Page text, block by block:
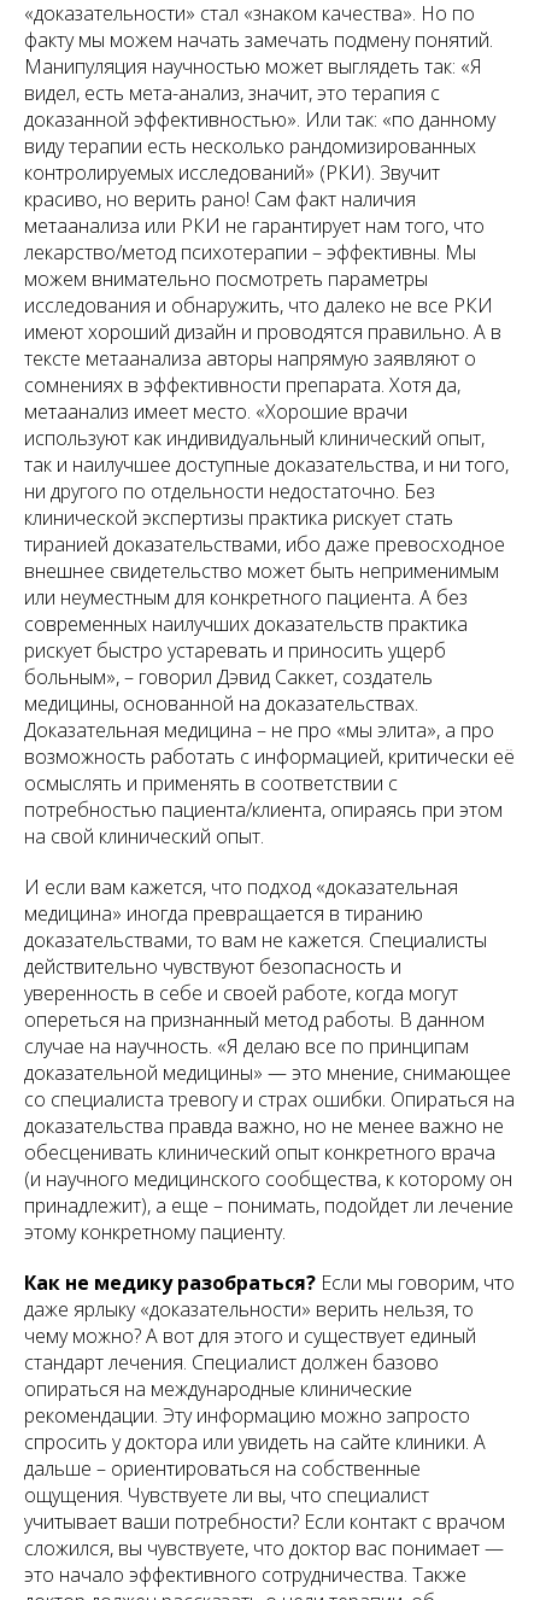
«доказательности» стал «знаком качества». Но по
факту мы можем начать замечать подмену понятий.
Манипуляция научностью может выглядеть так: «Я
видел, есть мета-анализ, значит, это терапия с
доказанной эффективностью». Или так: «по данному
виду терапии есть несколько рандомизированных
контролируемых исследований» (РКИ). Звучит
красиво, но верить рано! Сам факт наличия
метаанализа или РКИ не гарантирует нам того, что
лекарство/метод психотерапии – эффективны. Мы
можем внимательно посмотреть параметры
исследования и обнаружить, что далеко не все РКИ
имеют хороший дизайн и проводятся правильно. А в
тексте метаанализа авторы напрямую заявляют о
сомнениях в эффективности препарата. Хотя да,
метаанализ имеет место. «Хорошие врачи
используют как индивидуальный клинический опыт,
так и наилучшее доступные доказательства, и ни того,
ни другого по отдельности недостаточно. Без
клинической экспертизы практика рискует стать
тиранией доказательствами, ибо даже превосходное
внешнее свидетельство может быть неприменимым
или неуместным для конкретного пациента. А без
современных наилучших доказательств практика
рискует быстро устаревать и приносить ущерб
больным», – говорил Дэвид Саккет, создатель
медицины, основанной на доказательствах.
Доказательная медицина – не про «мы элита», а про
возможность работать с информацией, критически её
осмыслять и применять в соответствии с
потребностью пациента/клиента, опираясь при этом
на свой клинический опыт.
И если вам кажется, что подход «доказательная
медицина» иногда превращается в тиранию
доказательствами, то вам не кажется. Специалисты
действительно чувствуют безопасность и
уверенность в себе и своей работе, когда могут
опереться на признанный метод работы. В данном
случае на научность. «Я делаю все по принципам
доказательной медицины» — это мнение, снимающее
со специалиста тревогу и страх ошибки. Опираться на
доказательства правда важно, но не менее важно не
обесценивать клинический опыт конкретного врача
(и научного медицинского сообщества, к которому он
принадлежит), а еще – понимать, подойдет ли лечение
этому конкретному пациенту.
Как не медику разобраться? Если мы говорим, что
даже ярлыку «доказательности» верить нельзя, то
чему можно? А вот для этого и существует единый
стандарт лечения. Специалист должен базово
опираться на международные клинические
рекомендации. Эту информацию можно запросто
спросить у доктора или увидеть на сайте клиники. А
дальше – ориентироваться на собственные
ощущения. Чувствуете ли вы, что специалист
учитывает ваши потребности? Если контакт с врачом
сложился, вы чувствуете, что доктор вас понимает —
это начало эффективного сотрудничества. Также